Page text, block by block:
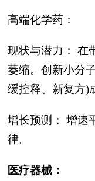
高端化学药：
现状与潜力： 在
萎缩。创新小分
缓控释、新复方)
增长预测： 增速
律。
医疗器械：